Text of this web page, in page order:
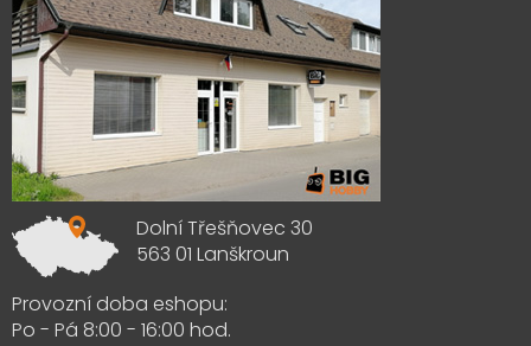
Dolní Třešňovec 30
563 01 Lanškroun
Provozní doba eshopu:
Po - Pá 8:00 - 16:00 hod.